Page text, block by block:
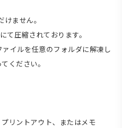
ません。
て圧縮されております。
イルを任意のフォルダに解凍し
ください。
プリントアウト、またはメモ